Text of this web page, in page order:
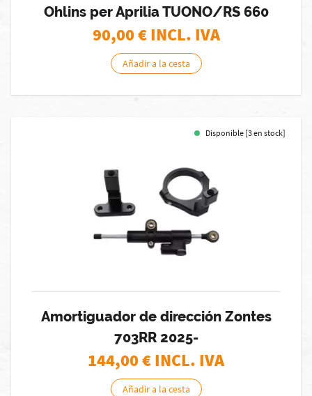
Ohlins per Aprilia TUONO/RS 660
90,00€ INCL. IVA
Añadir a la cesta
Disponible [3 en stock]
Amortiguador de dirección Zontes
703RR 2025-
144,00€ INCL. IVA
Añadir a la cesta